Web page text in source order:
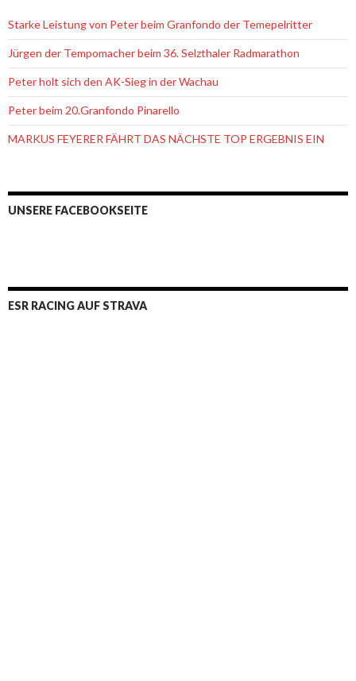
Starke Leistung von Peter beim Granfondo der Temepelritter
Jürgen der Tempomacher beim 36. Selzthaler Radmarathon
Peter holt sich den AK-Sieg in der Wachau
Peter beim 20.Granfondo Pinarello
MARKUS FEYERER FÄHRT DAS NÄCHSTE TOP ERGEBNIS EIN
UNSERE FACEBOOKSEITE
ESR RACING AUF STRAVA